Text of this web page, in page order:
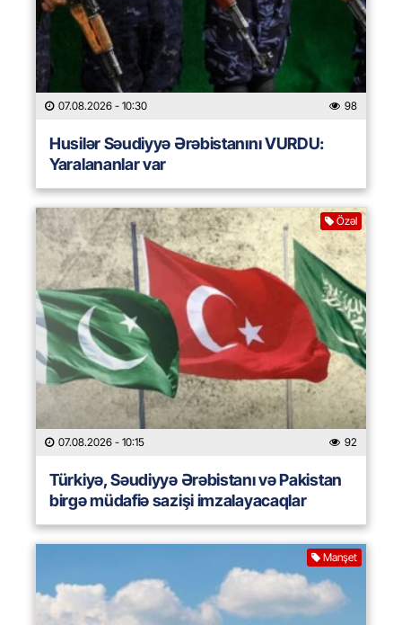
07.08.2026 - 10:30 98
Husilər Səudiyyə Ərəbistanını VURDU:
Yaralananlar var
Özəl
07.08.2026 - 10:15 92
Türkiyə, Səudiyyə Ərəbistanı və Pakistan
birgə müdafiə sazişi imzalayacaqlar
Manşet